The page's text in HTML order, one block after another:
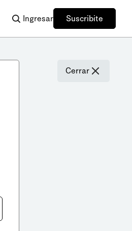
Ingresar Suscribite
Cerrar